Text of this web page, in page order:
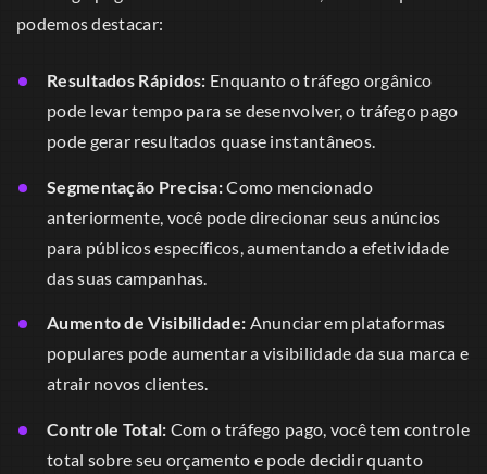
podemos destacar:
Resultados Rápidos: Enquanto o tráfego orgânico
pode levar tempo para se desenvolver, o tráfego pago
pode gerar resultados quase instantâneos.
Segmentação Precisa:Como mencionado
anteriormente, você pode direcionar seus anúncios
para públicos específicos, aumentando a efetividade
das suas campanhas.
Aumento de Visibilidade: Anunciar em plataformas
populares pode aumentar a visibilidade da sua marca e
atrair novos clientes.
Controle Total: Com o tráfego pago, você tem controle
total sobre seu orçamento e pode decidir quanto